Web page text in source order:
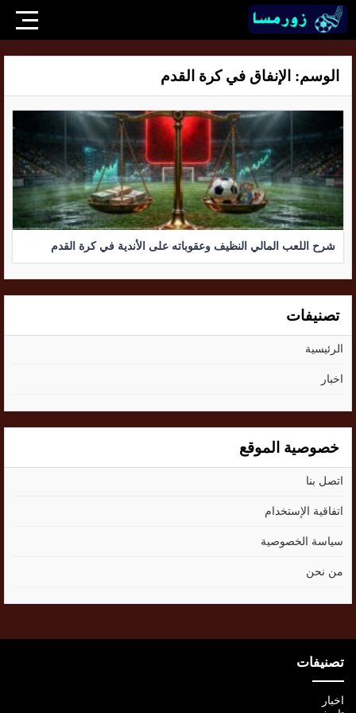
الوسم: الإنفاق في كرة القدم
شرح اللعب المالي النظيف وعقوباته على الأندية في كرة القدم
تصنيفات
الرئيسية
اخبار
خصوصية الموقع
اتصل بنا
اتفاقية الإستخدام
سياسة الخصوصية
من نحن
تصنيفات
اخبار